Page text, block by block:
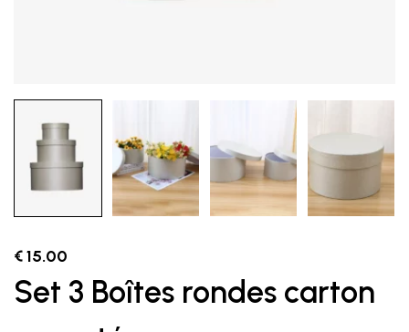
€15.00
Set 3 Boîtes rondes carton